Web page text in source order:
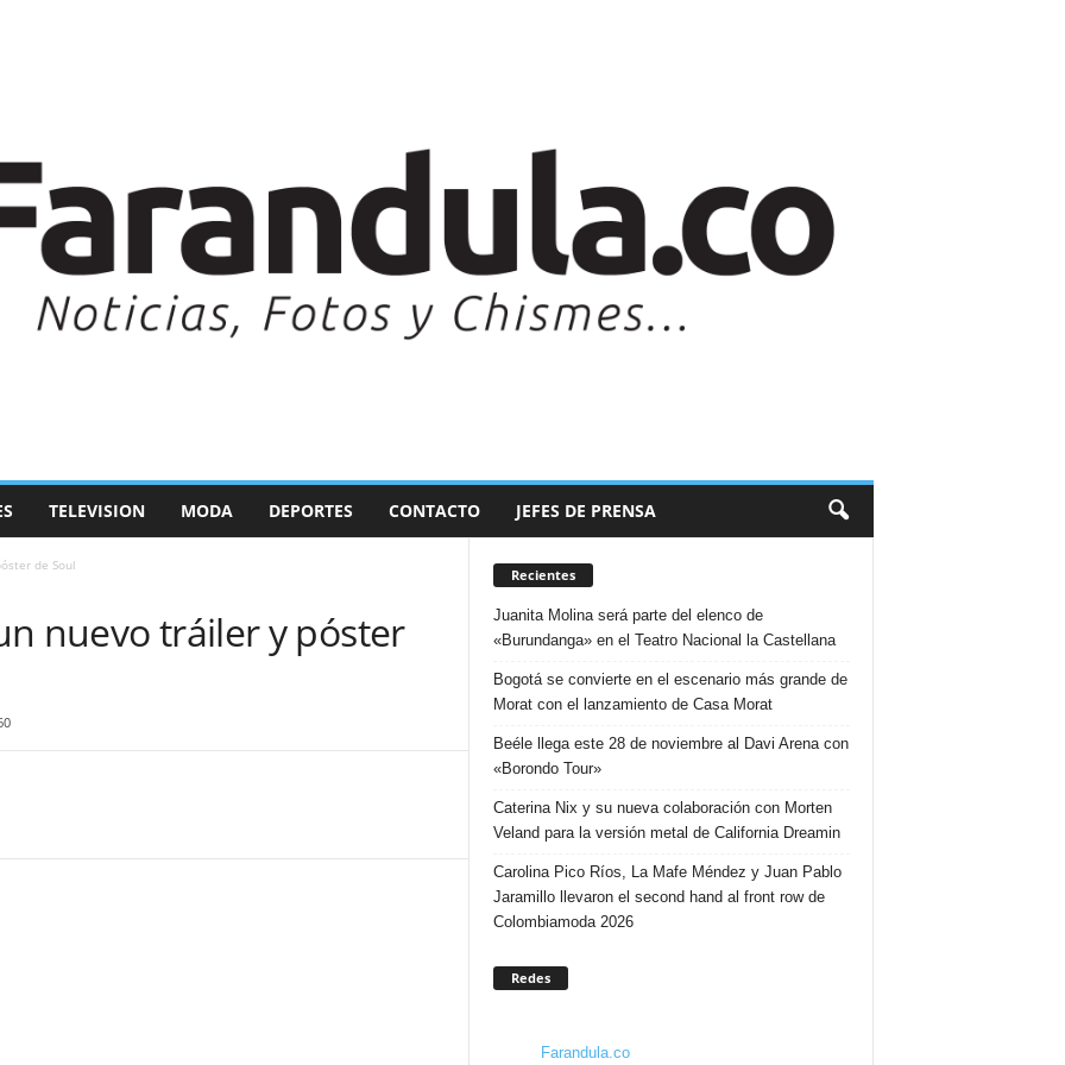
TELEVISION MODA DEPORTES CONTACTO JEFES DE PRENSA
de Soul
nuevo tráiler y póster
Recientes
Juanita Molina será parte del elenco de
«Burundanga» en el Teatro Nacional la Castellana
Bogotá se convierte en el escenario más grande de
Morat con el lanzamiento de Casa Morat
Beéle llega este 28 de noviembre al Davi Arena con
«Borondo Tour»
Caterina Nix y su nueva colaboración con Morten
Veland para la versión metal de California Dreamin
Carolina Pico Ríos, La Mafe Méndez y Juan Pablo
Jaramillo llevaron el second hand al front row de
Colombiamoda 2026
Redes
Farandula.co